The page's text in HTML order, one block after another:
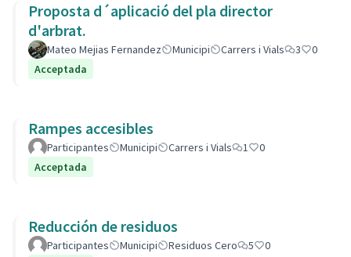
Proposta d´aplicació del pla director
d'arbrat.
Mateo Mejias Fernandez Municipi Carrers i Vials 3
0
Acceptada
Rampes accesibles
Participantes Municipi Carrers i Vials 1
0
Acceptada
Reducción de residuos
Participantes Municipi Residuos Cero 5
0